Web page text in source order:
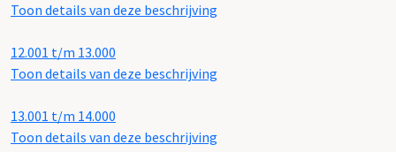
Toon details van deze beschrijving
12.001 t/m 13.000
Toon details van deze beschrijving
13.001 t/m 14.000
Toon details van deze beschrijving